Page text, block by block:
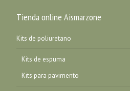
Tienda online Aismarzone
Kits de poliuretano
Kits de espuma
Kits para pavimento